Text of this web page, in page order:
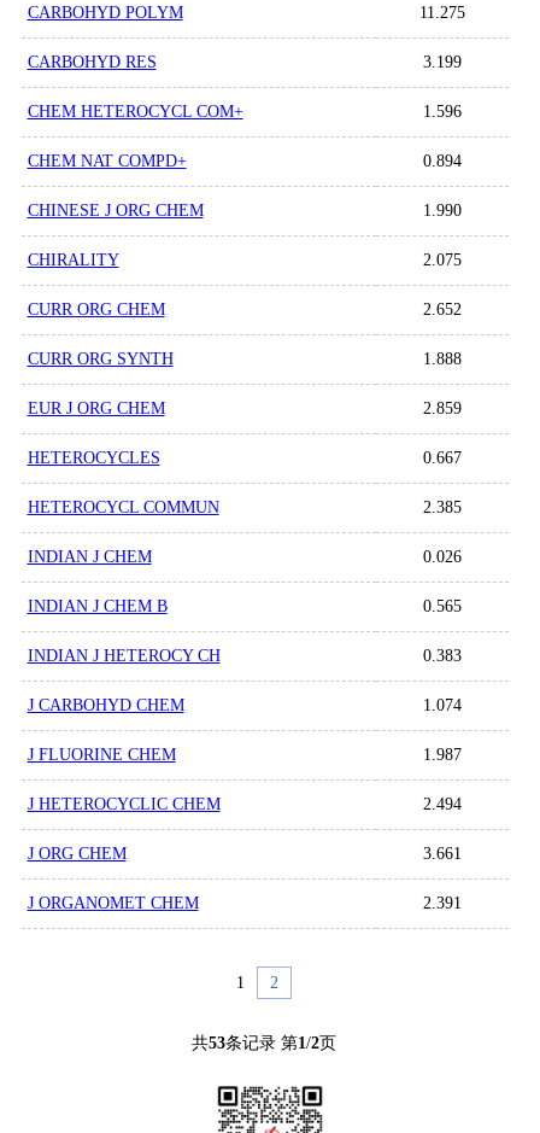
CARBOHYD POLYM 11.275
CARBOHYD RES 3.199
CHEM HETEROCYCL COM+ 1.596
CHEM NAT COMPD+ 0.894
CHINESE J ORG CHEM 1.990
CHIRALITY 2.075
CURR ORG CHEM 2.652
CURR ORG SYNTH 1.888
EUR J ORG CHEM 2.859
HETEROCYCLES 0.667
HETEROCYCL COMMUN 2.385
INDIAN J CHEM 0.026
INDIAN J CHEM B 0.565
INDIAN J HETEROCY CH 0.383
J CARBOHYD CHEM 1.074
J FLUORINE CHEM 1.987
J HETEROCYCLIC CHEM 2.494
J ORG CHEM 3.661
J ORGANOMET CHEM 2.391
1 2
共53条记录 第1/2页